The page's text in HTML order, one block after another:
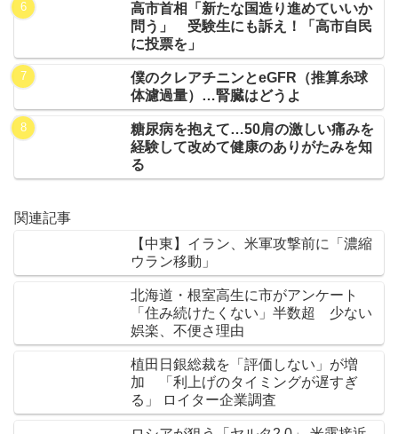
高市首相「新たな国造り進めていいか
問う」 受験生にも訴え！「高市自民
に投票を」
僕のクレアチニンとeGFR（推算糸球
体濾過量）…腎臓はどうよ
糖尿病を抱えて…50肩の激しい痛みを
経験して改めて健康のありがたみを知
る
関連記事
【中東】イラン、米軍攻撃前に「濃縮
ウラン移動」
北海道・根室高生に市がアンケート
「住み続けたくない」半数超 少ない
娯楽、不便さ理由
植田日銀総裁を「評価しない」が増
加 「利上げのタイミングが遅すぎ
る」 ロイター企業調査